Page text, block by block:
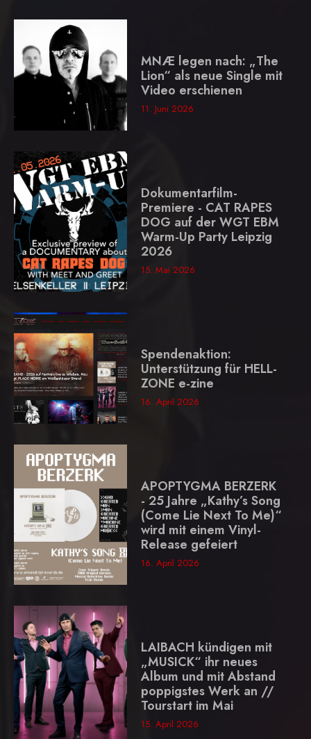
MNÆ legen nach: „The
Lion“ als neue Single mit
Video erschienen
11. Juni 2026
Dokumentarfilm-
Premiere - CAT RAPES
DOG auf der WGT EBM
Warm-Up Party Leipzig
2026
15. Mai 2026
Spendenaktion:
Unterstützung für HELL-
ZONE e-zine
16. April 2026
APOPTYGMA BERZERK
- 25 Jahre „Kathy’s Song
(Come Lie Next To Me)“
wird mit einem Vinyl-
Release gefeiert
16. April 2026
LAIBACH kündigen mit
„MUSICK“ ihr neues
Album und mit Abstand
poppigstes Werk an //
Tourstart im Mai
15. April 2026